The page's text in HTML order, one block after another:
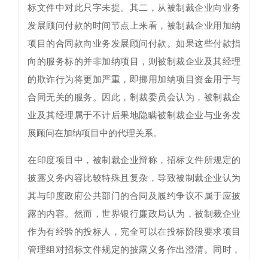
标文件中对此只字未提。其二，从被制裁企业向业务
发展顾问付款的时间节点上来看，被制裁企业用加纳
项目的合同款向业务发展顾问付款。如果这些付款指
向的服务标的并非加纳项目，则被制裁企业及其经理
的欺诈行为将更加严重，即挪用加纳项目资金用于与
合同无关的服务。因此，制裁委员会认为，被制裁企
业及其经理属于不计后果地隐瞒被制裁企业与业务发
展顾问在加纳项目中的代理关系。
在印度项目中，被制裁企业辩称，招标文件所规定的
披露义务内容比较特殊且复杂，导致被制裁企业认为
其与印度政府公共部门的合同及履约争议不属于应披
露的内容。然而，世界银行廉政局认为，被制裁企业
作为有经验的投标人，完全可以在投标阶段要求项目
管理组对招标文件规定的披露义务作出澄清。同时，